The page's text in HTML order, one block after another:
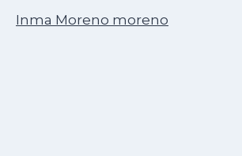
Inma Moreno moreno